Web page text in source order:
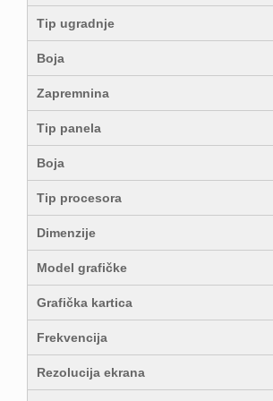
Tip ugradnje
Boja
Zapremnina
Tip panela
Boja
Tip procesora
Dimenzije
Model grafičke
Grafička kartica
Frekvencija
Rezolucija ekrana